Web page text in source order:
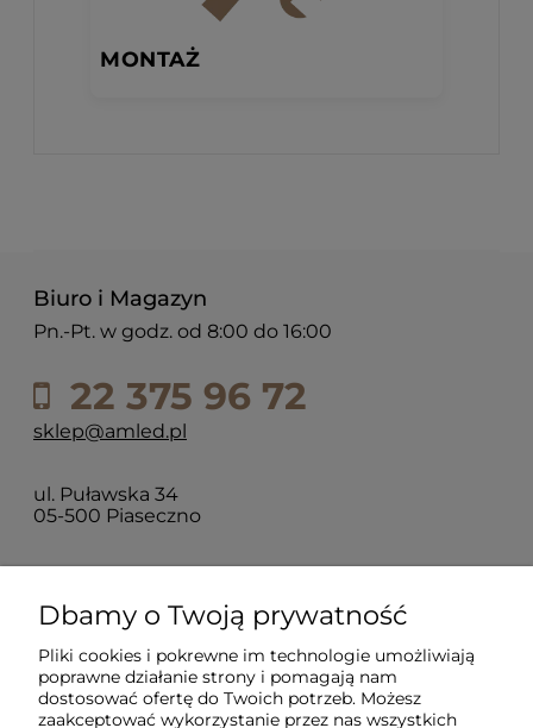
MONTAŻ
Biuro i Magazyn
Pn.-Pt. w godz. od 8:00 do 16:00
22 375 96 72
sklep@amled.pl
ul. Puławska 34
05-500 Piaseczno
Dla klientów
Informacje
Dbamy o Twoją prywatność
Pliki cookies i pokrewne im technologie umożliwiają
poprawne działanie strony i pomagają nam
dostosować ofertę do Twoich potrzeb. Możesz
zaakceptować wykorzystanie przez nas wszystkich